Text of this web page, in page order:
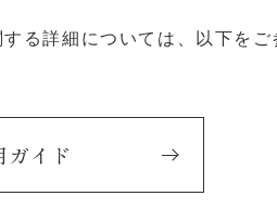
る詳細については、以下をご
ガイド